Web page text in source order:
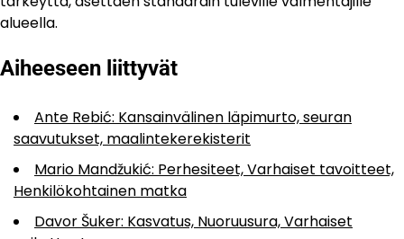
alueella.
Aiheeseen liittyvät
Ante Rebić: Kansainvälinen läpimurto, seuran
saavutukset, maalintekerekisterit
Mario Mandžukić: Perhesiteet, Varhaiset tavoitteet,
Henkilökohtainen matka
Davor Šuker: Kasvatus, Nuoruusura, Varhaiset